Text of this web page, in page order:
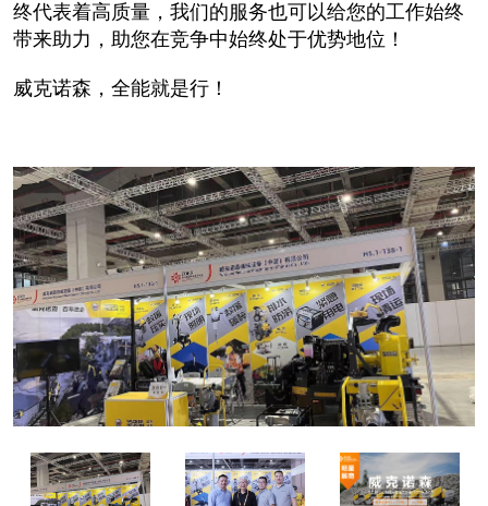
终代表着高质量，我们的服务也可以给您的工作始终
带来助力，助您在竞争中始终处于优势地位！
威克诺森，全能就是行！